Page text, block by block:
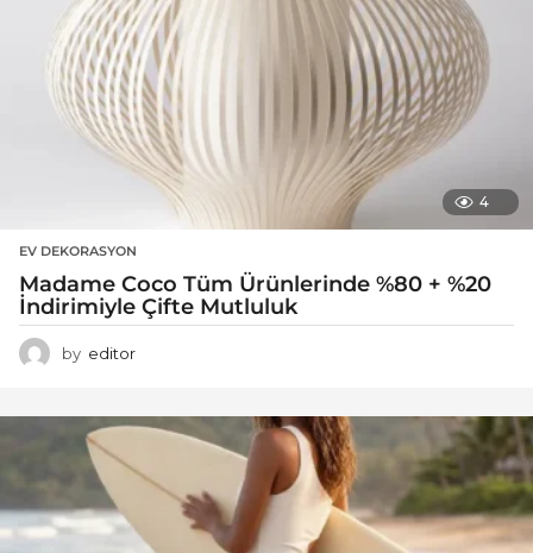
4
EV DEKORASYON
Madame Coco Tüm Ürünlerinde %80 + %20
İndirimiyle Çifte Mutluluk
by editor